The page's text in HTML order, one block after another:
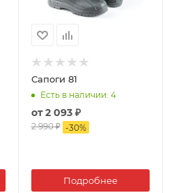
Сапоги 81
Есть в наличии: 4
от2 093 ₽
2 990 ₽ -30%
Подробнее